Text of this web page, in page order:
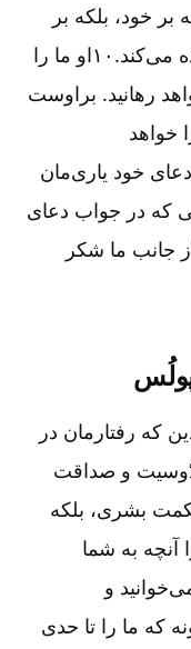
بر خود، بلکه بر
خدایی توکل کنیم که مردگان را زنده می‌کند.۱۰او ما را
رهانید. بر‌اوست
خواهد
دعای خود یاری‌مان
که در جواب دعای
جانب ما شکر
که رفتارمان در
و صداقت
بشری، بلکه
خدا عمل کرده‌ایم.۱۳زیرا آنچه به شما
و
دارم۱۴همانگونه که ما را تا حدی